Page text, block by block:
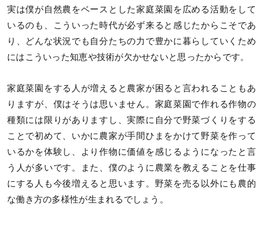
実は僕が自然農をベースとした家庭菜園を広める活動をして
いるのも、こういった時代が必ず来ると感じたからこそであ
り、どんな状況でも自分たちの力で豊かに暮らしていくため
にはこういった知恵や技術が欠かせないと思ったからです。
家庭菜園をする人が増えると農家が困ると言われることもあ
りますが、僕はそうは思いません。家庭菜園で作れる作物の
種類には限りがありますし、実際に自分で野菜づくりをする
ことで初めて、いかに農家が手間ひまをかけて野菜を作って
いるかを体験し、より作物に価値を感じるようになったと言
う人が多いです。また、僕のように農業を教えることを仕事
にする人も今後増えると思います。野菜を売る以外にも農的
な働き方の多様性が生まれるでしょう。